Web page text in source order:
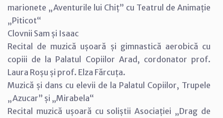
marionete „Aventurile lui Chiț” cu Teatrul de Animație
„Piticot“
Clovnii Sam și Isaac
Recital de muzică ușoară și gimnastică aerobică cu
copiii de la Palatul Copiilor Arad, cordonator prof.
Laura Roșu și prof. Elza Fărcuța.
Muzică și dans cu elevii de la Palatul Copiilor, Trupele
„Azucar” și „Mirabela“
Recital muzică ușoară cu soliștii Asociației „Drag de